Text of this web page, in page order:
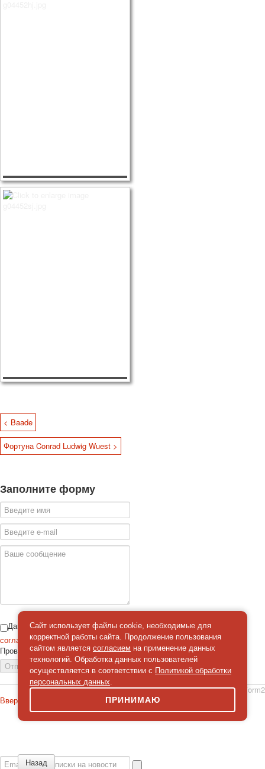
< Baade
Фортуна Conrad Ludwig Wuest >
Заполните форму
Даю
согласиена обработку персональных данных
Проверка*
Отправить сообщение
simpleForm2
Вверх
Сайт использует файлы cookie, необходимые для
корректной работы сайта. Продолжение пользования
сайтом является согласием на применение данных
технологий. Обработка данных пользователей
осуществляется в соответствии с Политикой обработки
персональных данных.
ПРИНИМАЮ